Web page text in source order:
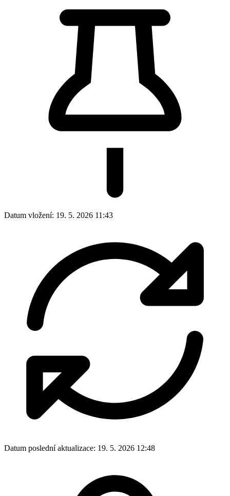
Datum vložení: 19. 5. 2026 11:43
Datum poslední aktualizace: 19. 5. 2026 12:48